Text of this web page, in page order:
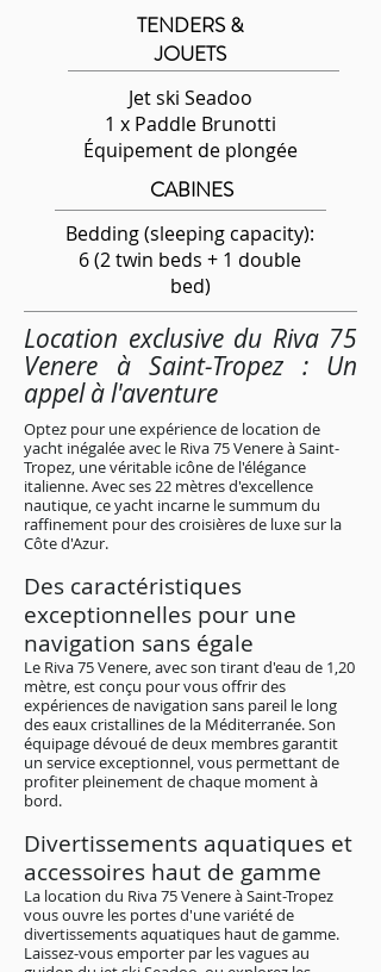
TENDERS &
JOUETS
Jet ski Seadoo
1 x Paddle Brunotti
Équipement de plongée
CABINES
Bedding (sleeping capacity):
6 (2 twin beds + 1 double
bed)
Location exclusive du Riva 75
Venere à Saint-Tropez : Un
appel à l'aventure
Optez pour une expérience de location de
yacht inégalée avec le Riva 75 Venere à Saint-
Tropez, une véritable icône de l'élégance
italienne. Avec ses 22 mètres d'excellence
nautique, ce yacht incarne le summum du
raffinement pour des croisières de luxe sur la
Côte d'Azur.
Des caractéristiques
exceptionnelles pour une
navigation sans égale
Le Riva 75 Venere, avec son tirant d'eau de 1,20
mètre, est conçu pour vous offrir des
expériences de navigation sans pareil le long
des eaux cristallines de la Méditerranée. Son
équipage dévoué de deux membres garantit
un service exceptionnel, vous permettant de
profiter pleinement de chaque moment à
bord.
Divertissements aquatiques et
accessoires haut de gamme
La location du Riva 75 Venere à Saint-Tropez
vous ouvre les portes d'une variété de
divertissements aquatiques haut de gamme.
Laissez-vous emporter par les vagues au